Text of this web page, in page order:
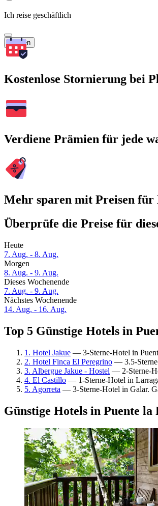
Ich reise geschäftlich
Suchen
Kostenlose Stornierung bei
Verdiene Prämien für jede
Mehr sparen mit Preisen
Überprüfe die Preise für
Heute
7. Aug. - 8. Aug.
Morgen
8. Aug. - 9. Aug.
Dieses Wochenende
7. Aug. - 9. Aug.
Nächstes Wochenende
14. Aug. - 16. Aug.
Top 5 Günstige Hotels in
1. Hotel Jakue — 3-Sterne-Hotel in
2. Hotel Finca El Peregrino — 3.5-
3. Albergue Jakue - Hostel — 2-Sterne-
4. El Castillo — 1-Sterne-Hotel in
5. Agorreta — 3-Sterne-Hotel in Galar.
Günstige Hotels in Puente la